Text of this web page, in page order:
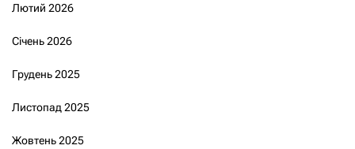
Лютий 2026
Січень 2026
Грудень 2025
Листопад 2025
Жовтень 2025